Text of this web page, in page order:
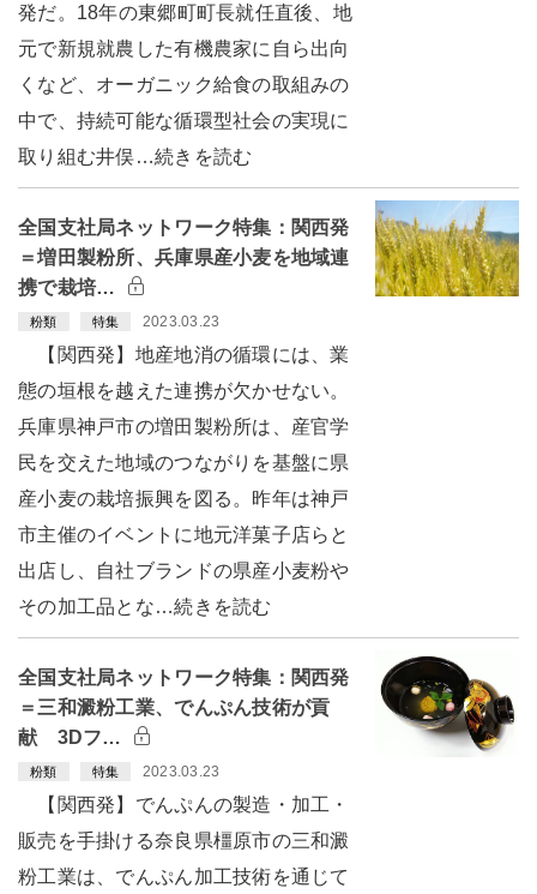
発だ。18年の東郷町町長就任直後、地
元で新規就農した有機農家に自ら出向
くなど、オーガニック給食の取組みの
中で、持続可能な循環型社会の実現に
取り組む井俣…続きを読む
全国支社局ネットワーク特集：関西発
＝増田製粉所、兵庫県産小麦を地域連
携で栽培…
粉類 特集 2023.03.23
【関西発】地産地消の循環には、業
態の垣根を越えた連携が欠かせない。
兵庫県神戸市の増田製粉所は、産官学
民を交えた地域のつながりを基盤に県
産小麦の栽培振興を図る。昨年は神戸
市主催のイベントに地元洋菓子店らと
出店し、自社ブランドの県産小麦粉や
その加工品とな…続きを読む
全国支社局ネットワーク特集：関西発
＝三和澱粉工業、でんぷん技術が貢
献 3Dフ…
粉類 特集 2023.03.23
【関西発】でんぷんの製造・加工・
販売を手掛ける奈良県橿原市の三和澱
粉工業は、でんぷん加工技術を通じて